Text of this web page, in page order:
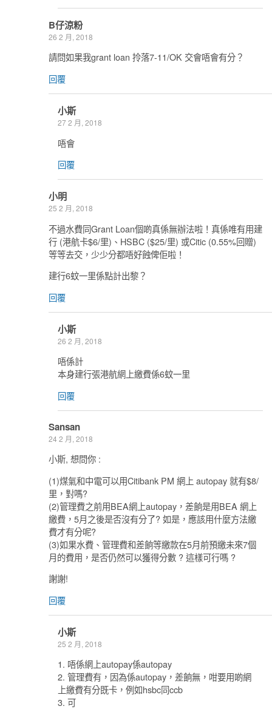
B仔涼粉
26 2 月, 2018
請問如果我grant loan 拎落7-11/OK 交會唔會有分？
回覆
小斯
27 2 月, 2018
唔會
回覆
小明
25 2 月, 2018
不過水費同Grant Loan個啲真係無辦法啦！真係唯有用建
行 (港航卡$6/里)、HSBC ($25/里) 或Citic (0.55%回贈)
等等去交，少少分都唔好蝕俾佢啦！
建行6蚊一里係點計出黎？
回覆
小斯
26 2 月, 2018
唔係計
本身建行張港航網上繳費係6蚊一里
回覆
Sansan
24 2 月, 2018
小斯, 想問你 :
(1)煤氣和中電可以用Citibank PM 網上 autopay 就有$8/
里，對嗎?
(2)管理費之前用BEA網上autopay，差餉是用BEA 網上
繳費，5月之後是否沒有分了? 如是，應該用什麼方法繳
費才有分呢?
(3)如果水費、管理費和差餉等繳款在5月前預繳未來7個
月的費用，是否仍然可以獲得分數 ? 這樣可行嗎 ?
謝謝!
回覆
小斯
25 2 月, 2018
1. 唔係網上autopay係autopay
2. 管理費有，因為係autopay，差餉無，咁要用啲網
上繳費有分既卡，例如hsbc同ccb
3. 可